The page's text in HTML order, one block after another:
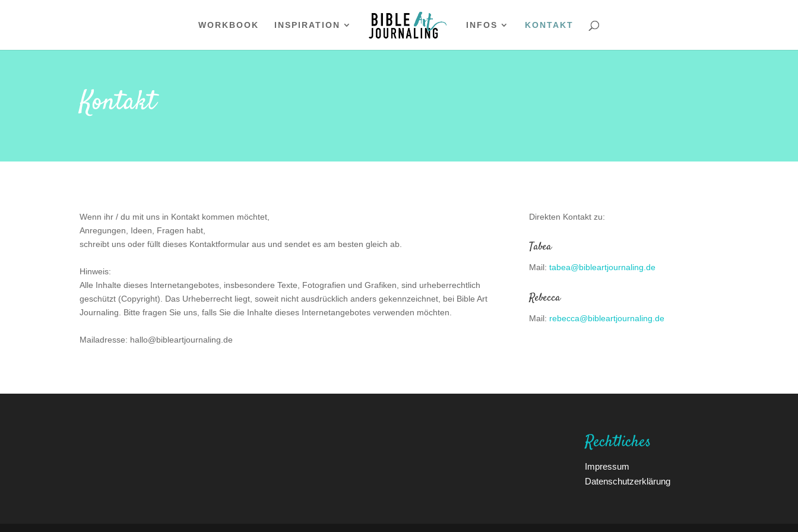
WORKBOOK INSPIRATION INFOS KONTAKT
Kontakt
Wenn ihr / du mit uns in Kontakt kommen möchtet,
Anregungen, Ideen, Fragen habt,
schreibt uns oder füllt dieses Kontaktformular aus und sendet es am besten gleich ab.
Hinweis:
Alle Inhalte dieses Internetangebotes, insbesondere Texte, Fotografien und Grafiken, sind urheberrechtlich
geschützt (Copyright). Das Urheberrecht liegt, soweit nicht ausdrücklich anders gekennzeichnet, bei Bible Art
Journaling. Bitte fragen Sie uns, falls Sie die Inhalte dieses Internetangebotes verwenden möchten.
Mailadresse: hallo@bibleartjournaling.de
Direkten Kontakt zu:
Tabea
Mail: tabea@bibleartjournaling.de
Rebecca
Mail: rebecca@bibleartjournaling.de
Rechtliches
Impressum
Datenschutzerklärung